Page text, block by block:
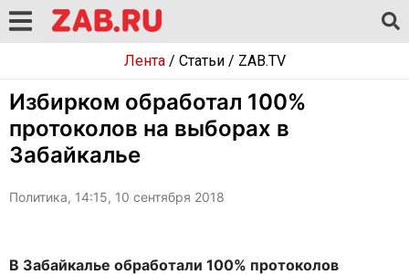
Лента/ Статьи/ ZAB.TV
Избирком обработал 100%
протоколов на выборах в
Забайкалье
Политика, 14:15, 10 сентября 2018
В Забайкалье обработали 100% протоколов